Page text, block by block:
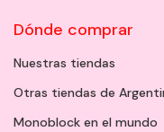
Dónde comprar
Nuestras tiendas
Otras tiendas de
Monoblock en el mundo